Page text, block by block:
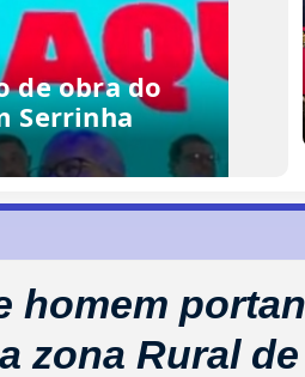
de obra do
Serrinha
homem
zona Rural de